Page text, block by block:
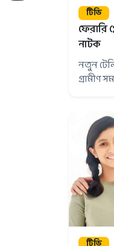
টিভি
ফেরারি
নাটক
নতুন
গ্রামীণ